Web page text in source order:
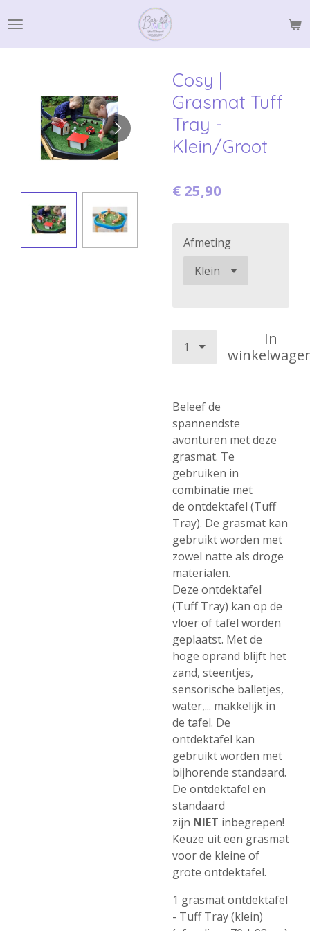
direct
naar
Cosy |
Grasmat Tuff
Tray -
Klein/Groot
€ 25,90
Afmeting
In
Beleef de
spannendste
avonturen met deze
grasmat. Te
gebruiken in
combinatie met
de ontdektafel (Tuff
Tray). De grasmat kan
gebruikt worden met
zowel natte als droge
materialen.
Deze ontdektafel
(Tuff Tray) kan op de
vloer of tafel worden
geplaatst. Met de
hoge oprand blijft het
zand, steentjes,
sensorische balletjes,
water,... makkelijk in
de tafel. De
ontdektafel kan
gebruikt worden met
bijhorende standaard.
De ontdektafel en
standaard
zijn NIET inbegrepen!
Keuze uit een grasmat
voor de kleine of
grote ontdektafel.
1 grasmat ontdektafel
- Tuff Tray (klein)